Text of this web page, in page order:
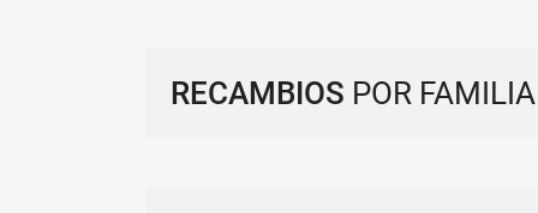
RECAMBIOS POR FAMILIA